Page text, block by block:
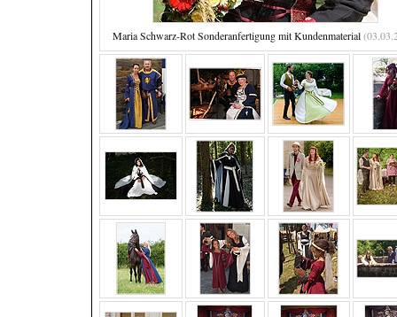
Maria Schwarz-Rot Sonderanfertigung mit Kundenmaterial